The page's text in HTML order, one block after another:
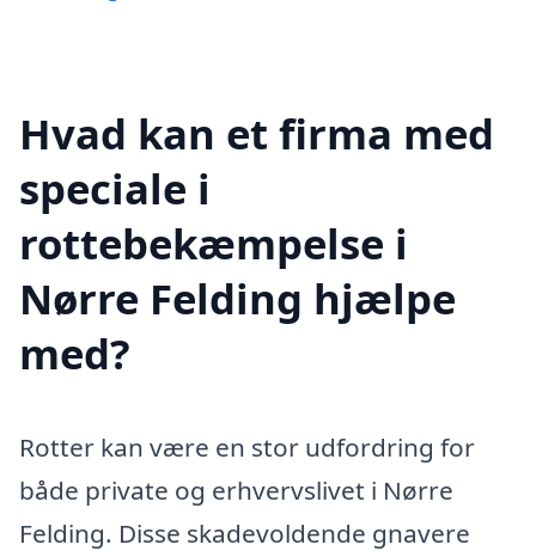
Hvad kan et firma med
speciale i
rottebekæmpelse i
Nørre Felding hjælpe
med?
Rotter kan være en stor udfordring for
både private og erhvervslivet i Nørre
Felding. Disse skadevoldende gnavere